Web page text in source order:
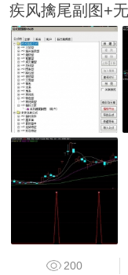
疾风擒尾副图+
200